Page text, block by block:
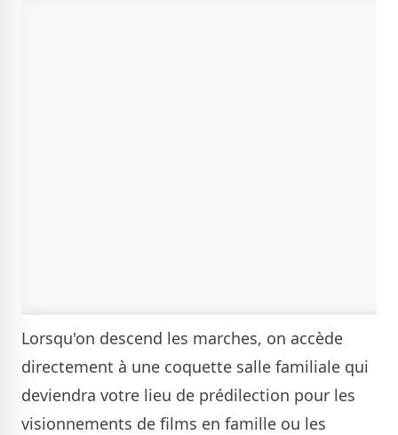
Lorsqu'on descend les marches, on accède
directement à une coquette salle familiale qui
deviendra votre lieu de prédilection pour les
visionnements de films en famille ou les